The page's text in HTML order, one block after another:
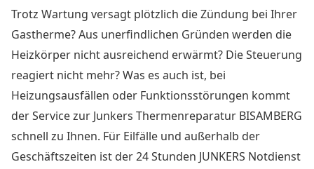
Trotz Wartung versagt plötzlich die Zündung bei Ihrer
Gastherme? Aus unerfindlichen Gründen werden die
Heizkörper nicht ausreichend erwärmt? Die Steuerung
reagiert nicht mehr? Was es auch ist, bei
Heizungsausfällen oder Funktionsstörungen kommt
der Service zur Junkers Thermenreparatur BISAMBERG
schnell zu Ihnen. Für Eilfälle und außerhalb der
Geschäftszeiten ist der24 Stunden JUNKERS Notdienst